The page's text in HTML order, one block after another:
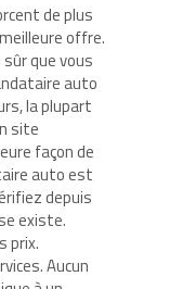
de plus
offre.
que vous
auto
la plupart
site
façon de
auto est
depuis
existe.
prix.
Aucun